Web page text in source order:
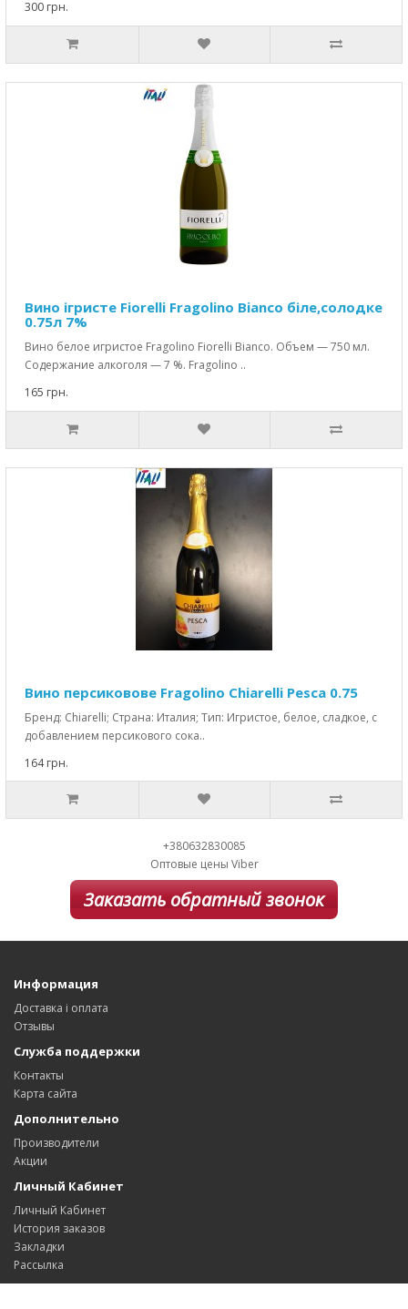
300 грн.
Вино ігристе Fiorelli Fragolino Bianco біле,солодке
0.75л 7%
Вино белое игристое Fragolino Fiorelli Bianco. Объем — 750 мл.
Содержание алкоголя — 7 %. Fragolino ..
165 грн.
Вино персиковове Fragolino Chiarelli Pesca 0.75
Бренд: Chiarelli; Страна: Италия; Тип: Игристое, белое, сладкое, с
добавлением персикового сока..
164 грн.
+380632830085
Оптовые цены Viber
Заказать обратный звонок
Информация
Доставка і оплата
Отзывы
Служба поддержки
Контакты
Карта сайта
Дополнительно
Производители
Акции
Личный Кабинет
Личный Кабинет
История заказов
Закладки
Рассылка